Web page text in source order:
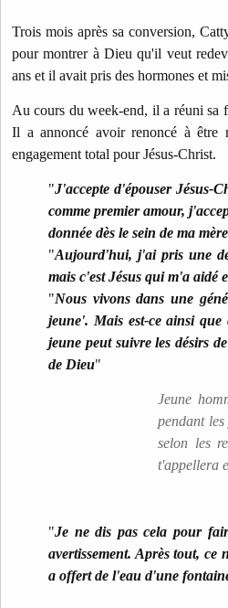
Trois mois après sa conversion,
pour montrer à Dieu qu'il veut
ans et il avait pris des hormones et
Au cours du week-end, il a réuni sa
Il a annoncé avoir renoncé à être
engagement total pour Jésus-Christ.
"J'accepte d'épouser Jésus-
comme premier amour,
donnée dès le sein de ma mère
"Aujourd'hui, j'ai pris une
mais c'est Jésus qui m'a aidé
"Nous vivons dans une
jeune'. Mais est-ce ainsi
jeune peut suivre les désirs
de Dieu"
Jeune
pendant
selon les
t'appellera
"Je ne dis pas cela pour
avertissement. Après tout,
a offert de l'eau d'une